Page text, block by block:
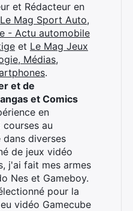
et Rédacteur en
Le Mag Sport Auto,
- Actu automobile
et Le Mag Jeux
Médias,
.
et de
et Comics
en
au
diverses
de jeux vidéo
j'ai fait mes armes
Nes et Gameboy.
pour la
vidéo Gamecube